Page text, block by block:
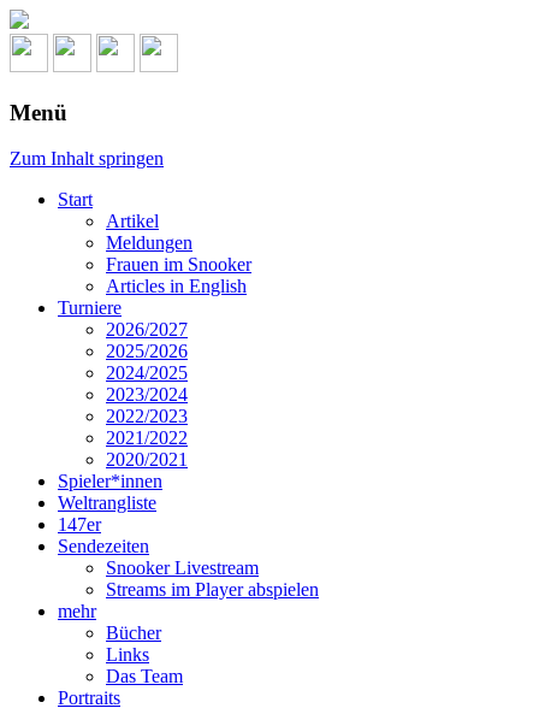
Menü
Zum Inhalt springen
Start
Artikel
Meldungen
Frauen im Snooker
Articles in English
Turniere
2026/2027
2025/2026
2024/2025
2023/2024
2022/2023
2021/2022
2020/2021
Spieler*innen
Weltrangliste
147er
Sendezeiten
Snooker Livestream
Streams im Player abspielen
mehr
Bücher
Links
Das Team
Portraits